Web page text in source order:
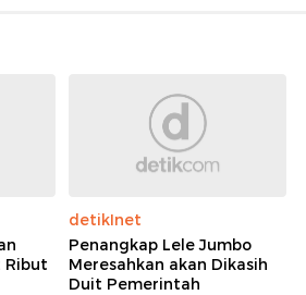
Ribut
detikInet
Penangkap Lele Jumbo
Meresahkan akan Dikasih
Duit Pemerintah